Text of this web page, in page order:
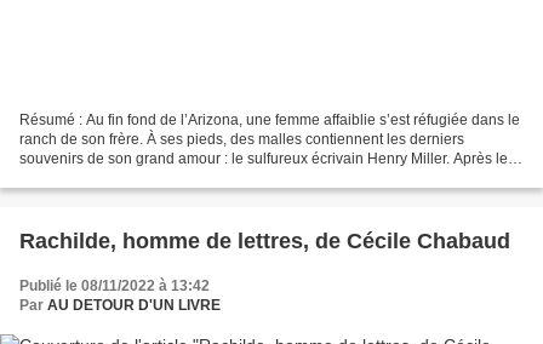
Résumé : Au fin fond de l’Arizona, une femme affaiblie s’est réfugiée dans le
ranch de son frère. À ses pieds, des malles contiennent les derniers
souvenirs de son grand amour : le sulfureux écrivain Henry Miller. Après leur
Rachilde, homme de lettres, de Cécile Chabaud
Publié le 08/11/2022 à 13:42
Par AU DETOUR D'UN LIVRE